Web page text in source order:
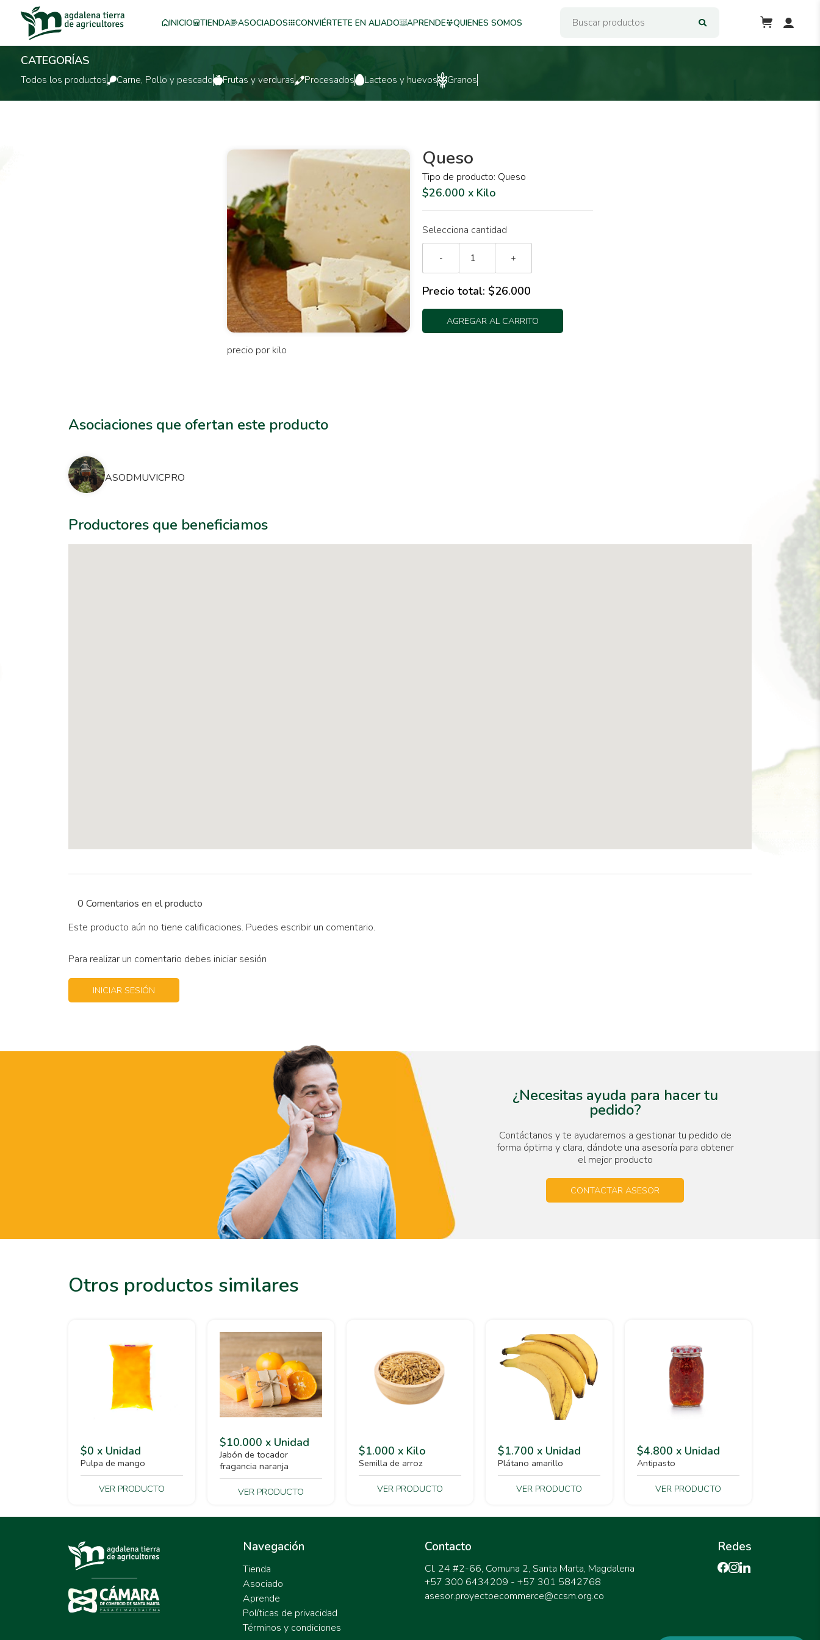
INICIO TIENDA ASOCIADOS CONVIÉRTETE EN ALIADO APRENDE QUIENES SOMOS
CATEGORÍAS
Todos los productos Carne, Pollo y pescado Frutas y verduras Procesados Lacteos y huevos Granos
precio por kilo
Queso
Tipo de producto: Queso
$26.000 x Kilo
Selecciona cantidad
- +
Precio total: $26.000
AGREGAR AL CARRITO
Asociaciones que ofertan este producto
ASODMUVICPRO
Productores que beneficiamos
0 Comentarios en el producto
Este producto aún no tiene calificaciones. Puedes escribir un comentario.
Para realizar un comentario debes iniciar sesión
INICIAR SESIÓN
¿Necesitas ayuda para hacer tu
pedido?
Contáctanos y te ayudaremos a gestionar tu pedido de
forma óptima y clara, dándote una asesoría para obtener
el mejor producto
CONTACTAR ASESOR
Otros productos similares
$0 x Unidad
Pulpa de mango
VER PRODUCTO
$10.000 x Unidad
Jabón de tocador
fragancia naranja
VER PRODUCTO
$1.000 x Kilo
Semilla de arroz
VER PRODUCTO
$1.700 x Unidad
Plátano amarillo
VER PRODUCTO
$4.800 x Unidad
Antipasto
VER PRODUCTO
Navegación
Tienda
Asociado
Aprende
Políticas de privacidad
Términos y condiciones
Contacto
Cl. 24 #2-66, Comuna 2, Santa Marta, Magdalena
+57 300 6434209 - +57 301 5842768
asesor.proyectoecommerce@ccsm.org.co
Redes